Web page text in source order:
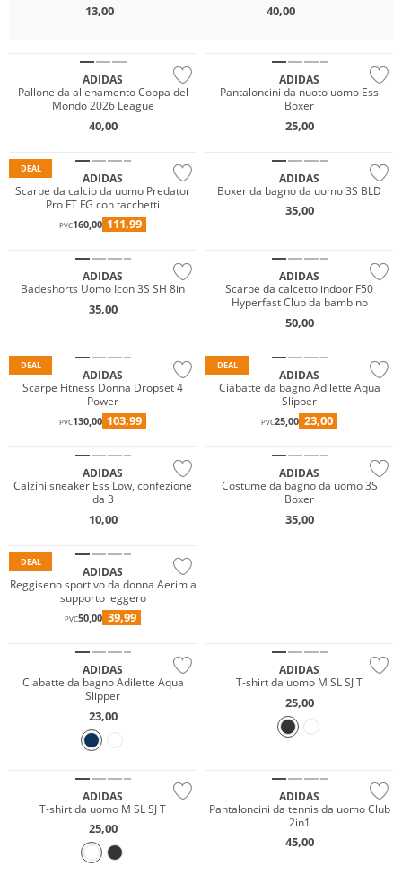
13,00 40,00
ADIDAS
Pallone da allenamento Coppa del
Mondo 2026 League
40,00
ADIDAS
Pantaloncini da nuoto uomo Ess
Boxer
25,00
DEAL
ADIDAS
Scarpe da calcio da uomo Predator
Pro FT FG con tacchetti
PVC160,00 111,99
ADIDAS
Boxer da bagno da uomo 3S BLD
35,00
ADIDAS
Badeshorts Uomo Icon 3S SH 8in
35,00
ADIDAS
Scarpe da calcetto indoor F50
Hyperfast Club da bambino
50,00
DEAL
ADIDAS
Scarpe Fitness Donna Dropset 4
Power
PVC130,00 103,99
DEAL
ADIDAS
Ciabatte da bagno Adilette Aqua
Slipper
PVC25,00 23,00
ADIDAS
Calzini sneaker Ess Low, confezione
da 3
10,00
ADIDAS
Costume da bagno da uomo 3S
Boxer
35,00
DEAL
ADIDAS
Reggiseno sportivo da donna Aerim a
supporto leggero
PVC50,00 39,99
ADIDAS
Ciabatte da bagno Adilette Aqua
Slipper
23,00
ADIDAS
T-shirt da uomo M SL SJ T
25,00
ADIDAS
T-shirt da uomo M SL SJ T
25,00
ADIDAS
Pantaloncini da tennis da uomo Club
2in1
45,00